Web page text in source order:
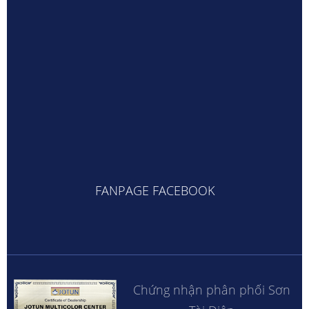
FANPAGE FACEBOOK
Chứng nhận phân phối Sơn